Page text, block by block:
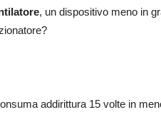
, un dispositivo meno in
addirittura 15 volte in